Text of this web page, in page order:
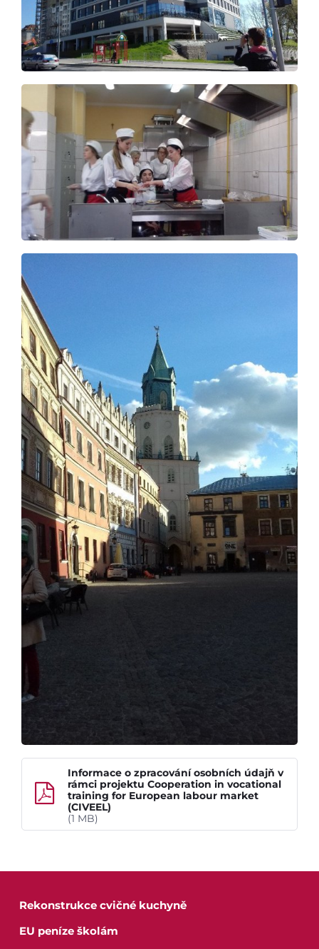
Pro uchazeče
Informace o zpracování osobních údajň v
rámci projektu Cooperation in vocational
training for European labour market
(CIVEEL)
(1 MB)
Rekonstrukce cvičné kuchyně
EU peníze školám